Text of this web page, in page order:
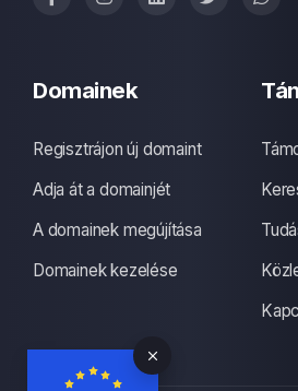
Domainek
Regisztrájon új domaint
Adja át a domainjét
A domainek megújítása
Domainek kezelése